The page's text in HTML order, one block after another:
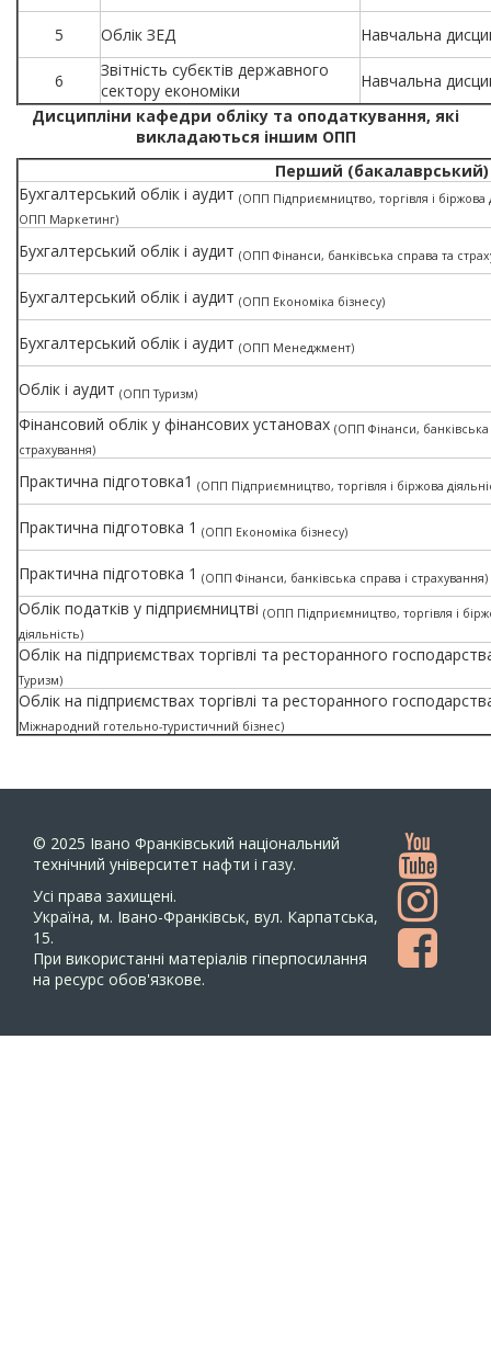
5 Облік ЗЕД Навчальна
6
Звітність субєктів державного
сектору економіки
Навчальна
Дисципліни кафедри обліку та оподаткування, які
викладаються іншим ОПП
Перший (бакалаврський)
Бухгалтерський облік і аудит (ОПП Підприємництво, торгівля і біржова
ОПП Маркетинг)
Бухгалтерський облік і аудит (ОПП Фінанси, банківська справа та
Бухгалтерський облік і аудит (ОПП Економіка бізнесу)
Бухгалтерський облік і аудит (ОПП Менеджмент)
Облік і аудит (ОПП Туризм)
Фінансовий облік у фінансових установах (ОПП Фінанси, банківська
страхування)
Практична підготовка1 (ОПП Підприємництво, торгівля і біржова
Практична підготовка 1 (ОПП Економіка бізнесу)
Практична підготовка 1 (ОПП Фінанси, банківська справа і страхування)
Облік податків у підприємництві (ОПП Підприємництво, торгівля і
діяльність)
Облік на підприємствах торгівлі та ресторанного
Туризм)
Облік на підприємствах торгівлі та ресторанного
Міжнародний готельно-туристичний бізнес)
© 2025 Івано Франківський національний
технічний університет нафти і газу.
Усi права захищенi.
Україна, м. Івано-Франківськ, вул. Карпатська,
15.
При використанні матеріалів гіперпосилання
на ресурс обов'язкове.